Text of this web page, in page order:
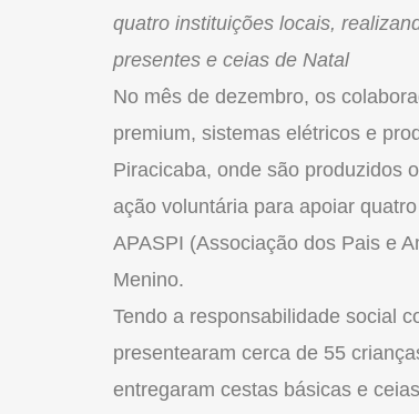
quatro instituições locais,
presentes e ceias de Natal
No mês de dezembro, os
premium, sistemas elétricos e
Piracicaba, onde são produzidos
ação voluntária para apoiar
APASPI (Associação dos Pais e
Menino.
Tendo a responsabilidade social
presentearam cerca de 55
entregaram cestas básicas e